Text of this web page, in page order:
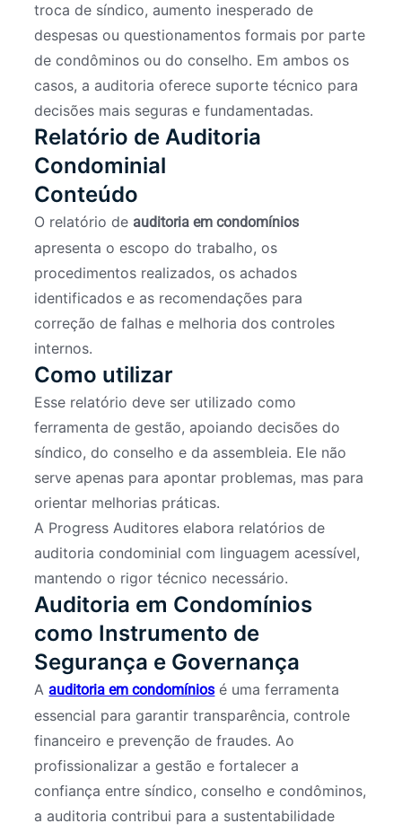
troca de síndico, aumento inesperado de
despesas ou questionamentos formais por parte
de condôminos ou do conselho. Em ambos os
casos, a auditoria oferece suporte técnico para
decisões mais seguras e fundamentadas.
Relatório de Auditoria
Condominial
Conteúdo
O relatório de auditoria em condomínios
apresenta o escopo do trabalho, os
procedimentos realizados, os achados
identificados e as recomendações para
correção de falhas e melhoria dos controles
internos.
Como utilizar
Esse relatório deve ser utilizado como
ferramenta de gestão, apoiando decisões do
síndico, do conselho e da assembleia. Ele não
serve apenas para apontar problemas, mas para
orientar melhorias práticas.
A Progress Auditores elabora relatórios de
auditoria condominial com linguagem acessível,
mantendo o rigor técnico necessário.
Auditoria em Condomínios
como Instrumento de
Segurança e Governança
Aauditoria em condomínios é uma ferramenta
essencial para garantir transparência, controle
financeiro e prevenção de fraudes. Ao
profissionalizar a gestão e fortalecer a
confiança entre síndico, conselho e condôminos,
a auditoria contribui para a sustentabilidade